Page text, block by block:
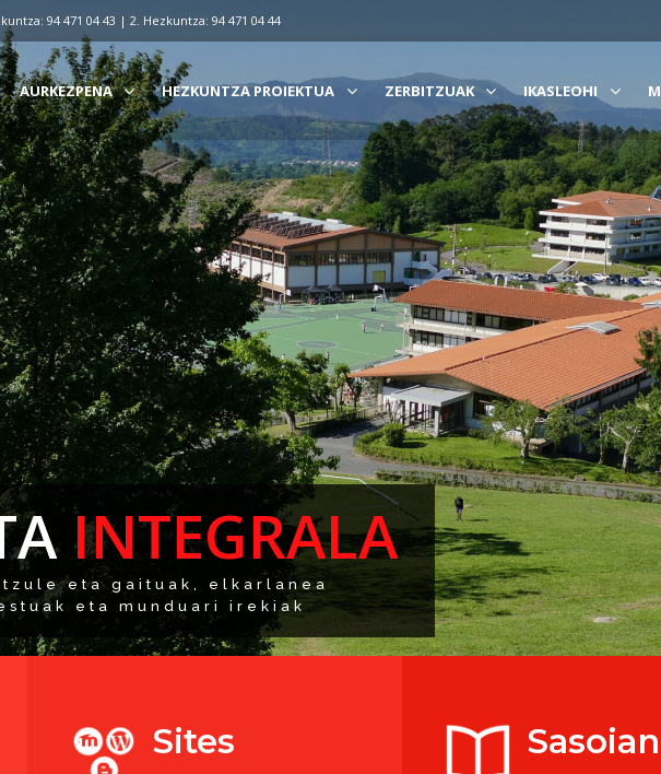
94 471 04 43 | 2. Hezkuntza: 94 471 04 44
AURKEZPENA HEZKUNTZA PROIEKTUA ZERBITZUAK IKASLEOHI
INTEGRALA
eta gaituak, elkarlanean
eta munduari irekiak
Sites Sasoian